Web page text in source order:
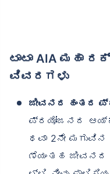
ಟಾಟಾ AIA ಮಹಾ ರಕ್ಷಾ ಸುಪ್ರೀಂ ಆಯ್ಕೆಯ ನೀತಿ
ವಿವರಗಳು
ಜೀವನದ ಹಂತದ
ಪ್ರಯೋಜನದ
ಥವಾ 2ನೇ
ಣೆಯಂತಹ ಜೀವನದ